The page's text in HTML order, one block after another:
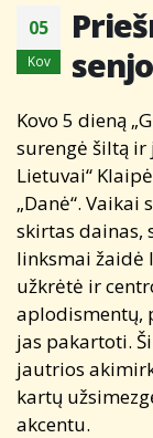
05
Kov
Kovo 5 dieną
surengė šiltą ir
Lietuvai“
„Danė“.
skirtas dainas,
linksmai žaidė
užkrėtė ir
aplodismentų,
jas pakartoti.
jautrios
kartų
akcentu.